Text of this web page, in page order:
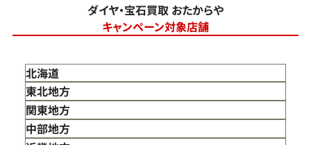
ダイヤ・宝石買取 おたからや
キャンペーン対象店舗
北海道
東北地方
青森県
岩手県
関東地方
東京都
中部地方